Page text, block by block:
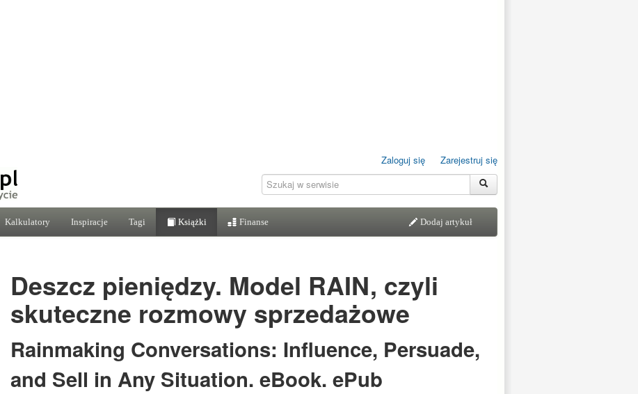
Zaloguj się Zarejestruj się
Kalkulatory Inspiracje Tagi Książki Finanse Dodaj artykuł
Deszcz pieniędzy. Model RAIN, czyli
skuteczne rozmowy sprzedażowe
Rainmaking Conversations: Influence, Persuade,
and Sell in Any Situation. eBook. ePub